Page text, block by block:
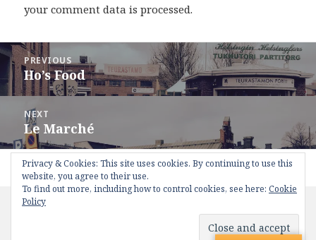
your comment data is processed.
Post
navigation
PREVIOUS
Previous
post:
Ho’s Food
NEXT
Next
post:
Le Marché
Proudly powered by WordPress
Privacy & Cookies: This site uses cookies. By continuing to use this
website, you agree to their use.
To find out more, including how to control cookies, see here: Cookie
Policy